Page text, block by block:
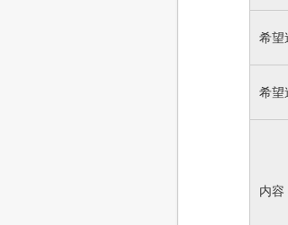
希望
希望
内容